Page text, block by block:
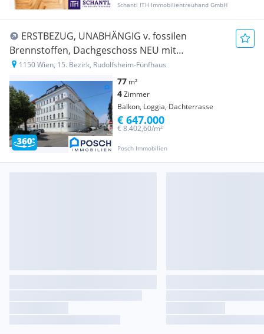
Schantl ITH Immobilientreuhand GmbH
ERSTBEZUG, UNABHÄNGIG v. fossilen
Brennstoffen, Dachgeschoss NEU mit
modernster Ausstattung 77,07m² Wohnfläche, 3
Zimmer plus Nebenräume, auch Altbau Etagen-
Wohnungen, Wärmepumpe, Klima
1150 Wien, 15. Bezirk, Rudolfsheim-Fünfhaus
77 m²
4Zimmer
Balkon, Loggia, Dachterrasse
Posch Immobilien
€ 8.402,60/m²
€ 647.000